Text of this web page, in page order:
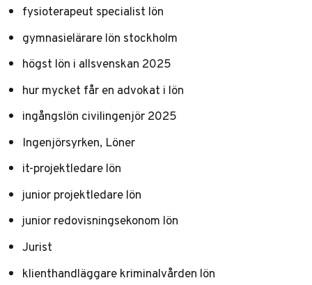
fysioterapeut specialist lön
gymnasielärare lön stockholm
högst lön i allsvenskan 2025
hur mycket får en advokat i lön
ingångslön civilingenjör 2025
Ingenjörsyrken, Löner
it-projektledare lön
junior projektledare lön
junior redovisningsekonom lön
Jurist
klienthandläggare kriminalvården lön